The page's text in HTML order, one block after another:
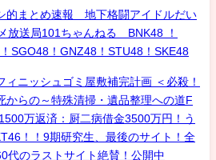
的まとめ速報 地下格闘アイドルだい
放送局101ちゃんねる BNK48 ！
SGO48！GNZ48！STU48！SKE48
ィニッシュゴミ屋敷補完計画 ＜必殺！
からの～特殊清掃・遺品整理への道F
万返済：厨二病借金3500万円！う
！！9期研究生、最後のサイト！全
代のラストサイト絶賛！公開中